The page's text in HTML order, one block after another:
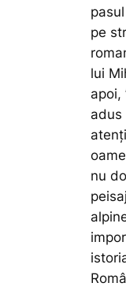
pe
lui
apoi,
adus
nu